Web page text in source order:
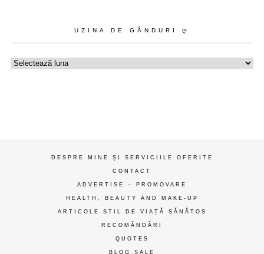
UZINA DE GÂNDURI Ღ
Uzina
DESPRE MINE ȘI SERVICIILE OFERITE
CONTACT
ADVERTISE – PROMOVARE
HEALTH, BEAUTY AND MAKE-UP
ARTICOLE STIL DE VIAȚĂ SĂNĂTOS
RECOMĂNDĂRI
QUOTES
BLOG SALE